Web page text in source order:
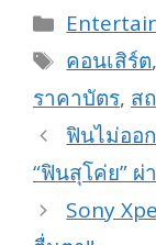
Tags
คอนเสิร์ต,
ราคาบัตร, ส
ฟินไม่ออ
“ฟินสุโค่ย” ผ่
Sony